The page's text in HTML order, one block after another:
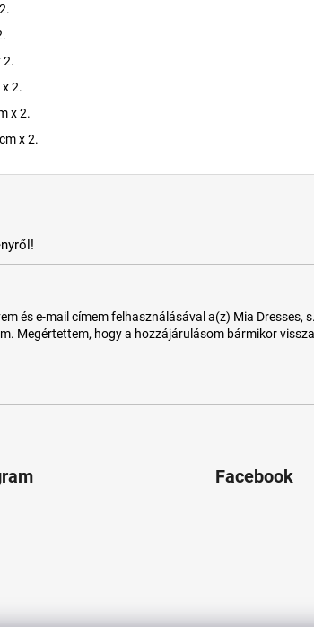
2.
2.
x 2.
x 2.
és e-mail címem felhasználásával a(z) Mia Dresses,
Megértettem, hogy a hozzájárulásom bármikor
Facebook